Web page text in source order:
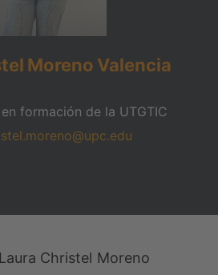
Moreno Valencia
formación de la UTGTIC
Laura Christel Moreno